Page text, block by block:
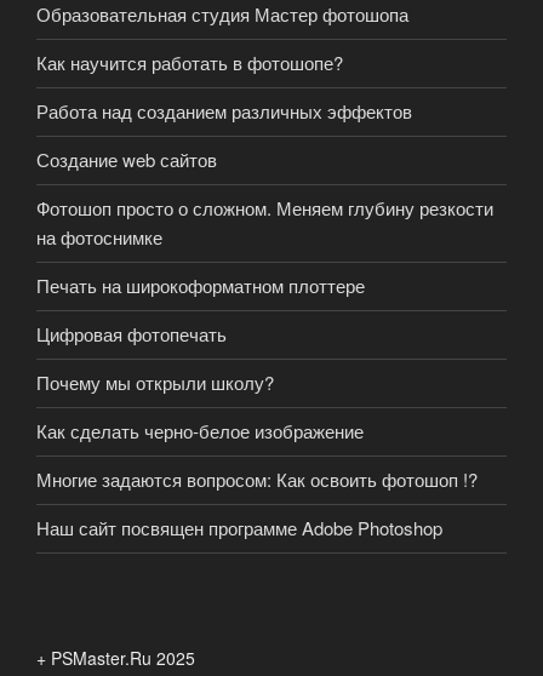
Образовательная студия Мастер фотошопа
Как научится работать в фотошопе?
Работа над созданием различных эффектов
Создание web сайтов
Фотошоп просто о сложном. Меняем глубину резкости
на фотоснимке
Печать на широкоформатном плоттере
Цифровая фотопечать
Почему мы открыли школу?
Как сделать черно-белое изображение
Многие задаются вопросом: Как освоить фотошоп !?
Наш сайт посвящен программе Adobe Photoshop
+ PSMaster.Ru 2025